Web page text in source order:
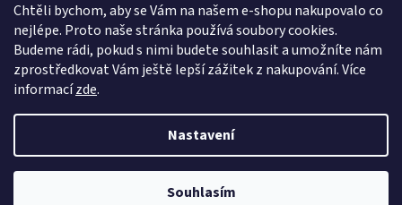
Chtěli bychom, aby se Vám na našem e-shopu nakupovalo co
nejlépe. Proto naše stránka používá soubory cookies.
Budeme rádi, pokud s nimi budete souhlasit a umožníte nám
zprostředkovat Vám ještě lepší zážitek z nakupování.Více
informacízde.
Nastavení
Souhlasím
Lekva nábytek ubytování pod Pálavou kování Tulip
úchytky Gamet
úchytky Siro Blum - perfecting motion
Vytvořil Shoptet
Vše pro truhláře.cz. Všechna práva vyhrazena.